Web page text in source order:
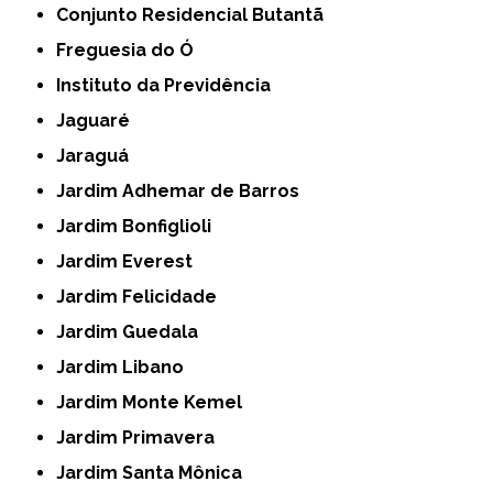
Conjunto Residencial Butantã
Freguesia do Ó
Instituto da Previdência
Jaguaré
Jaraguá
Jardim Adhemar de Barros
Jardim Bonfiglioli
Jardim Everest
Jardim Felicidade
Jardim Guedala
Jardim Libano
Jardim Monte Kemel
Jardim Primavera
Jardim Santa Mônica